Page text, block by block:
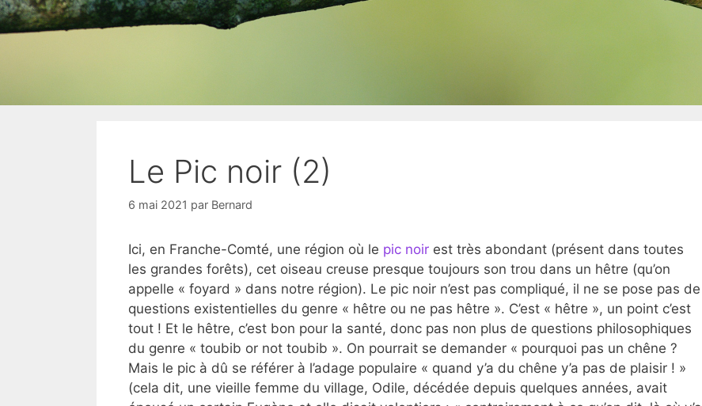
Le Pic noir (2)
6 mai 2021 par Bernard
Ici, en Franche-Comté, une région où le pic noir est très abondant (présent dans toutes
les grandes forêts), cet oiseau creuse presque toujours son trou dans un hêtre (qu’on
appelle « foyard » dans notre région). Le pic noir n’est pas compliqué, il ne se pose pas de
questions existentielles du genre « hêtre ou ne pas hêtre ». C’est « hêtre », un point c’est
tout ! Et le hêtre, c’est bon pour la santé, donc pas non plus de questions philosophiques
du genre « toubib or not toubib ». On pourrait se demander « pourquoi pas un chêne ?
Mais le pic à dû se référer à l’adage populaire « quand y’a du chêne y’a pas de plaisir ! »
(cela dit, une vieille femme du village, Odile, décédée depuis quelques années, avait